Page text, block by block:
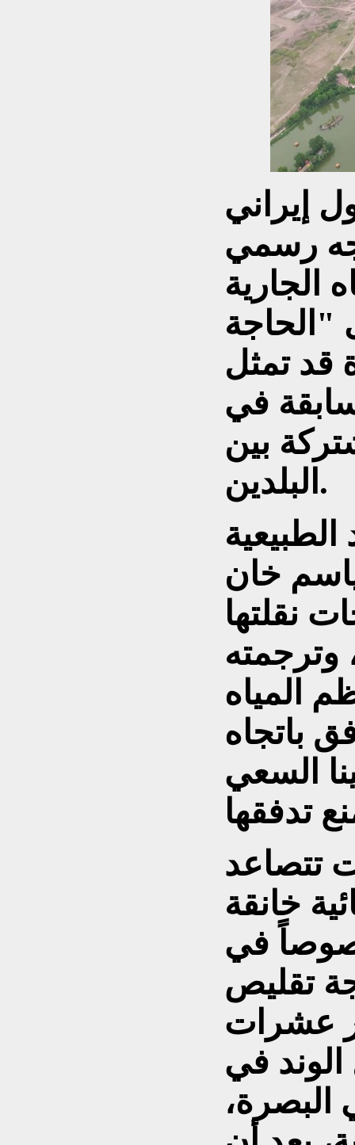
إيراني
رسمي
الجارية
"الحاجة
قد تمثل
في
بين
البلدين.
الطبيعية
خان
نقلتها
وترجمته
المياه
باتجاه
السعي
تتصاعد
خانقة
في
تقليص
عشرات
الوند في
البصرة،